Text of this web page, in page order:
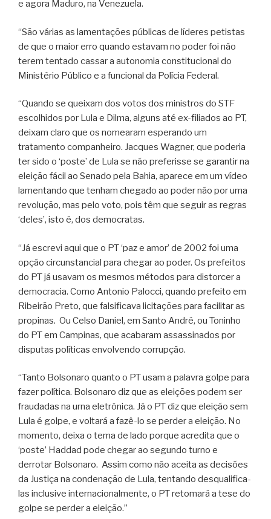
e agora Maduro, na Venezuela.
“São várias as lamentações públicas de líderes petistas
de que o maior erro quando estavam no poder foi não
terem tentado cassar a autonomia constitucional do
Ministério Público e a funcional da Polícia Federal.
“Quando se queixam dos votos dos ministros do STF
escolhidos por Lula e Dilma, alguns até ex-filiados ao PT,
deixam claro que os nomearam esperando um
tratamento companheiro. Jacques Wagner, que poderia
ter sido o ‘poste’ de Lula se não preferisse se garantir na
eleição fácil ao Senado pela Bahia, aparece em um vídeo
lamentando que tenham chegado ao poder não por uma
revolução, mas pelo voto, pois têm que seguir as regras
‘deles’, isto é, dos democratas.
“Já escrevi aqui que o PT ‘paz e amor’ de 2002 foi uma
opção circunstancial para chegar ao poder. Os prefeitos
do PT já usavam os mesmos métodos para distorcer a
democracia. Como Antonio Palocci, quando prefeito em
Ribeirão Preto, que falsificava licitações para facilitar as
propinas. Ou Celso Daniel, em Santo André, ou Toninho
do PT em Campinas, que acabaram assassinados por
disputas políticas envolvendo corrupção.
“Tanto Bolsonaro quanto o PT usam a palavra golpe para
fazer política. Bolsonaro diz que as eleições podem ser
fraudadas na urna eletrônica. Já o PT diz que eleição sem
Lula é golpe, e voltará a fazê-lo se perder a eleição. No
momento, deixa o tema de lado porque acredita que o
‘poste’ Haddad pode chegar ao segundo turno e
derrotar Bolsonaro. Assim como não aceita as decisões
da Justiça na condenação de Lula, tentando desqualifica-
las inclusive internacionalmente, o PT retomará a tese do
golpe se perder a eleição.”